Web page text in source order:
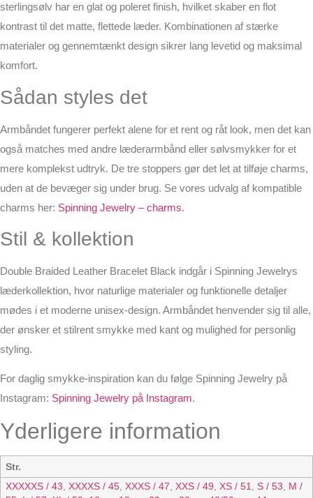
sterlingsølv har en glat og poleret finish, hvilket skaber en flot
kontrast til det matte, flettede læder. Kombinationen af stærke
materialer og gennemtænkt design sikrer lang levetid og maksimal
komfort.
Sådan styles det
Armbåndet fungerer perfekt alene for et rent og råt look, men det kan
også matches med andre læderarmbånd eller sølvsmykker for et
mere komplekst udtryk. De tre stoppers gør det let at tilføje charms,
uden at de bevæger sig under brug. Se vores udvalg af kompatible
charms her: Spinning Jewelry – charms.
Stil & kollektion
Double Braided Leather Bracelet Black indgår i Spinning Jewelrys
læderkollektion, hvor naturlige materialer og funktionelle detaljer
mødes i et moderne unisex-design. Armbåndet henvender sig til alle,
der ønsker et stilrent smykke med kant og mulighed for personlig
styling.
For daglig smykke-inspiration kan du følge Spinning Jewelry på
Instagram: Spinning Jewelry på Instagram.
Yderligere information
Str.
XXXXXS / 43, XXXXS / 45, XXXS / 47, XXS / 49, XS / 51, S / 53, M /